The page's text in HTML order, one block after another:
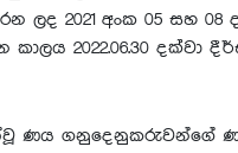
කරන ලද 2021 අංක 05
2022.06.30 දක්වා
ණය ගනුදෙනුකරුවන්ගේ